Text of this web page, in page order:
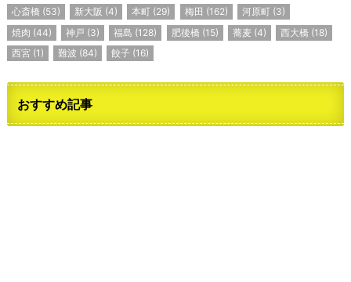
心斎橋 (53) 新大阪 (4) 本町 (29) 梅田 (162) 河原町 (3)
焼肉 (44) 神戸 (3) 福島 (128) 肥後橋 (15) 蕎麦(4) 西大橋 (18)
西宮(1) 難波 (84) 餃子 (16)
おすすめ記事